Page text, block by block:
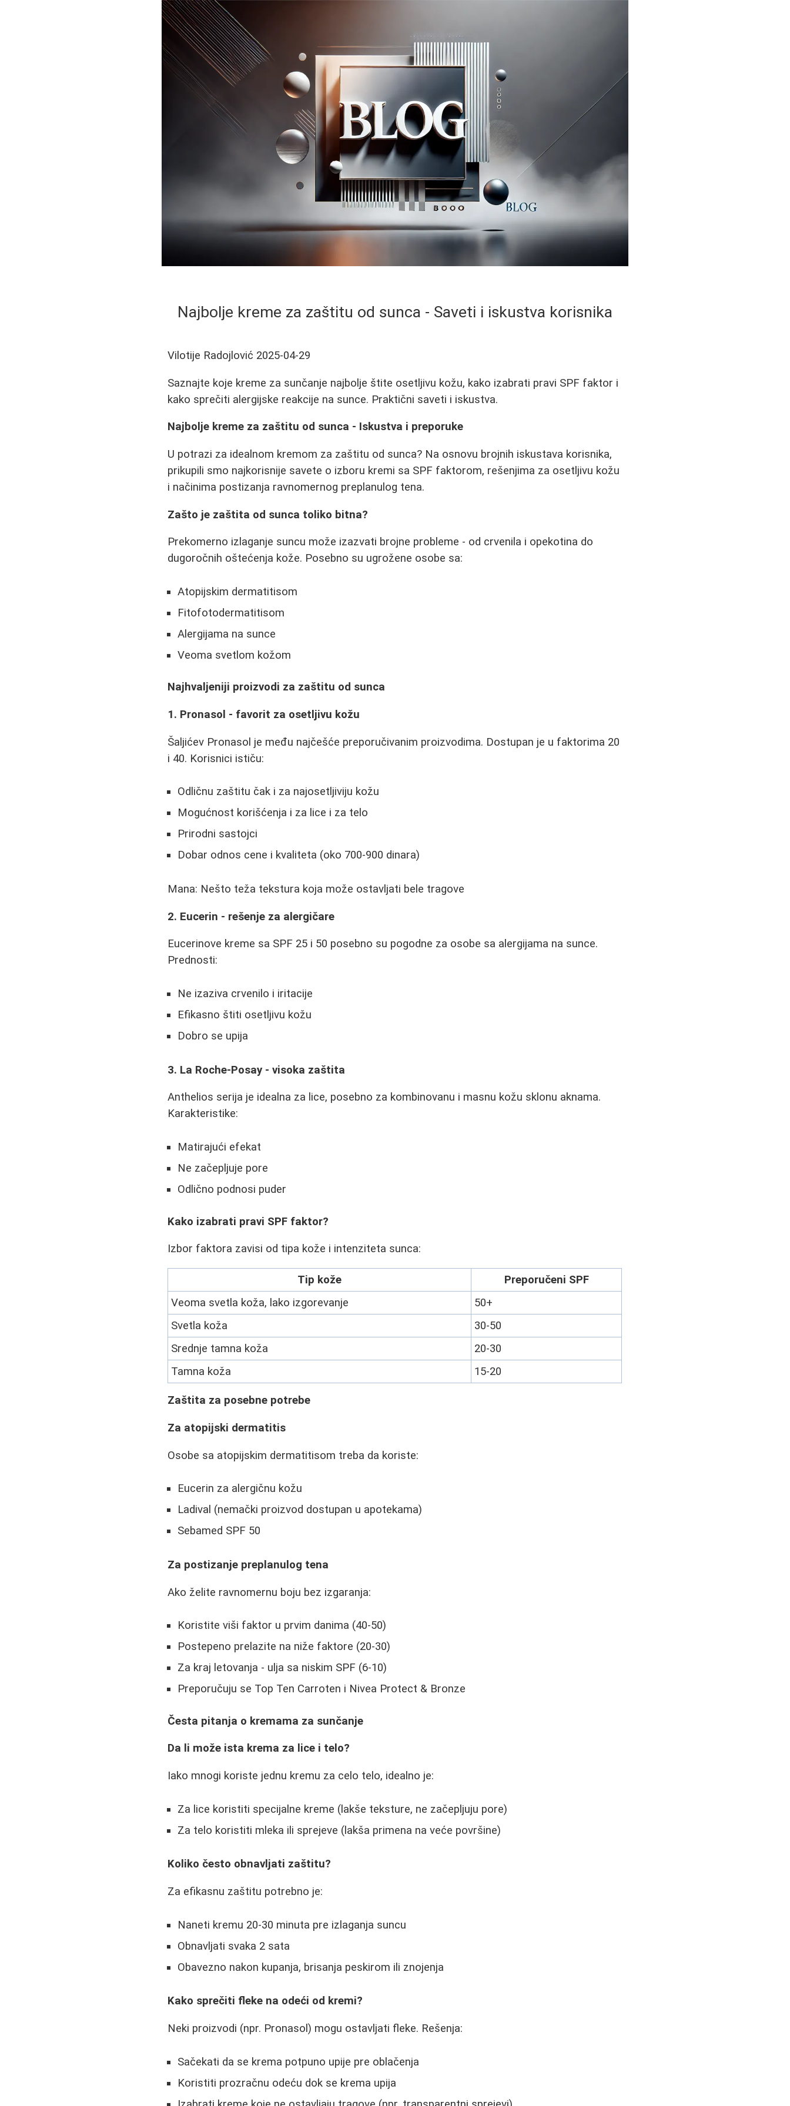
Najbolje kreme za zaštitu od sunca - Saveti i iskustva korisnika
Vilotije Radojlović 2025-04-29
Saznajte koje kreme za sunčanje najbolje štite osetljivu kožu, kako izabrati pravi SPF faktor i
kako sprečiti alergijske reakcije na sunce. Praktični saveti i iskustva.
Najbolje kreme za zaštitu od sunca - Iskustva i preporuke
U potrazi za idealnom kremom za zaštitu od sunca? Na osnovu brojnih iskustava korisnika,
prikupili smo najkorisnije savete o izboru kremi sa SPF faktorom, rešenjima za osetljivu kožu
i načinima postizanja ravnomernog preplanulog tena.
Zašto je zaštita od sunca toliko bitna?
Prekomerno izlaganje suncu može izazvati brojne probleme - od crvenila i opekotina do
dugoročnih oštećenja kože. Posebno su ugrožene osobe sa:
Atopijskim dermatitisom
Fitofotodermatitisom
Alergijama na sunce
Veoma svetlom kožom
Najhvaljeniji proizvodi za zaštitu od sunca
1. Pronasol - favorit za osetljivu kožu
Šaljićev Pronasol je među najčešće preporučivanim proizvodima. Dostupan je u faktorima 20
i 40. Korisnici ističu:
Odličnu zaštitu čak i za najosetljiviju kožu
Mogućnost korišćenja i za lice i za telo
Prirodni sastojci
Dobar odnos cene i kvaliteta (oko 700-900 dinara)
Mana: Nešto teža tekstura koja može ostavljati bele tragove
2. Eucerin - rešenje za alergičare
Eucerinove kreme sa SPF 25 i 50 posebno su pogodne za osobe sa alergijama na sunce.
Prednosti:
Ne izaziva crvenilo i iritacije
Efikasno štiti osetljivu kožu
Dobro se upija
3. La Roche-Posay - visoka zaštita
Anthelios serija je idealna za lice, posebno za kombinovanu i masnu kožu sklonu aknama.
Karakteristike:
Matirajući efekat
Ne začepljuje pore
Odlično podnosi puder
Kako izabrati pravi SPF faktor?
Izbor faktora zavisi od tipa kože i intenziteta sunca:
Tip kože
Preporučeni SPF
Veoma svetla koža, lako izgorevanje
50+
Svetla koža
30-50
Srednje tamna koža
20-30
Tamna koža
15-20
Zaštita za posebne potrebe
Za atopijski dermatitis
Osobe sa atopijskim dermatitisom treba da koriste:
Eucerin za alergičnu kožu
Ladival (nemački proizvod dostupan u apotekama)
Sebamed SPF 50
Za postizanje preplanulog tena
Ako želite ravnomernu boju bez izgaranja:
Koristite viši faktor u prvim danima (40-50)
Postepeno prelazite na niže faktore (20-30)
Za kraj letovanja - ulja sa niskim SPF (6-10)
Preporučuju se Top Ten Carroten i Nivea Protect & Bronze
Česta pitanja o kremama za sunčanje
Da li može ista krema za lice i telo?
Iako mnogi koriste jednu kremu za celo telo, idealno je:
Za lice koristiti specijalne kreme (lakše teksture, ne začepljuju pore)
Za telo koristiti mleka ili sprejeve (lakša primena na veće površine)
Koliko često obnavljati zaštitu?
Za efikasnu zaštitu potrebno je:
Naneti kremu 20-30 minuta pre izlaganja suncu
Obnavljati svaka 2 sata
Obavezno nakon kupanja, brisanja peskirom ili znojenja
Kako sprečiti fleke na odeći od kremi?
Neki proizvodi (npr. Pronasol) mogu ostavljati fleke. Rešenja:
Sačekati da se krema potpuno upije pre oblačenja
Koristiti prozračnu odeću dok se krema upija